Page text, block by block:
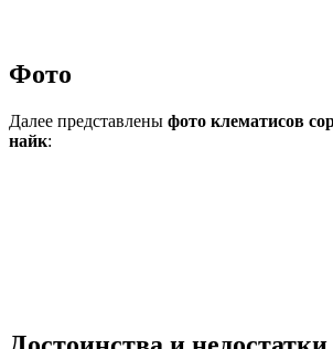
Фото
Далее представлены фото клематисов
найк: